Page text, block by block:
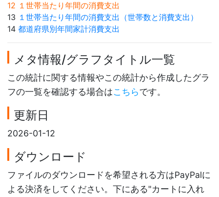
12 １世帯当たり年間の消費支出
13 １世帯当たり年間の消費支出（世帯数と消費支出）
14 都道府県別年間家計消費支出
メタ情報/グラフタイトル一覧
この統計に関する情報やこの統計から作成したグラ
フの一覧を確認する場合はこちらです。
更新日
2026-01-12
ダウンロード
ファイルのダウンロードを希望される方はPayPalに
よる決済をしてください。下にある"カートに入れ